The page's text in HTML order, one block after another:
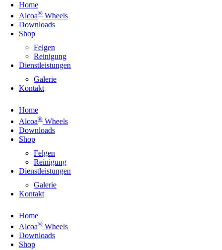
Home
Alcoa® Wheels
Downloads
Shop
Felgen
Reinigung
Dienstleistungen
Galerie
Kontakt
Home
Alcoa® Wheels
Downloads
Shop
Felgen
Reinigung
Dienstleistungen
Galerie
Kontakt
Home
Alcoa® Wheels
Downloads
Shop